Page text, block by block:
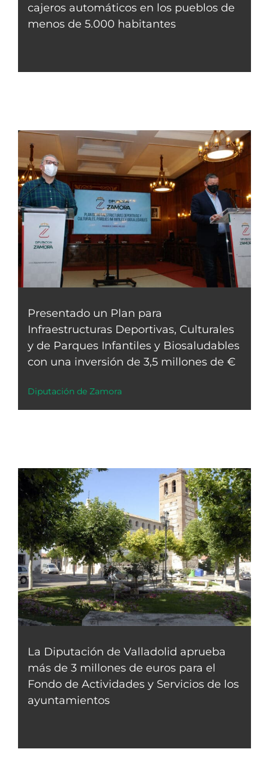
cajeros automáticos en los pueblos de
menos de 5.000 habitantes
Presentado un Plan para
Infraestructuras Deportivas, Culturales
y de Parques Infantiles y Biosaludables
con una inversión de 3,5 millones de €
Diputación de Zamora
La Diputación de Valladolid aprueba
más de 3 millones de euros para el
Fondo de Actividades y Servicios de los
ayuntamientos